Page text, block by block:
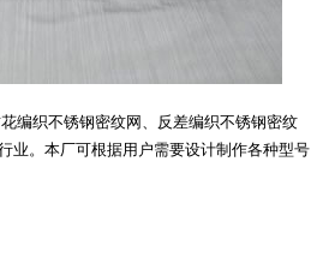
编织不锈钢密纹网、反差编织不锈钢密纹
业。本厂可根据用户需要设计制作各种型号